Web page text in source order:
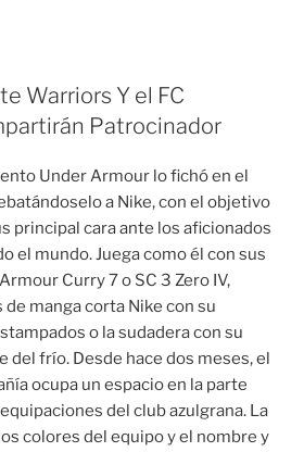
Warriors Y el FC
Patrocinador
Under Armour lo fichó en el
a Nike, con el objetivo
principal cara ante los aficionados
el mundo. Juega como él con sus
Curry 7 o SC 3 Zero IV,
manga corta Nike con su
o la sudadera con su
del frío. Desde hace dos meses, el
ocupa un espacio en la parte
del club azulgrana. La
colores del equipo y el nombre y